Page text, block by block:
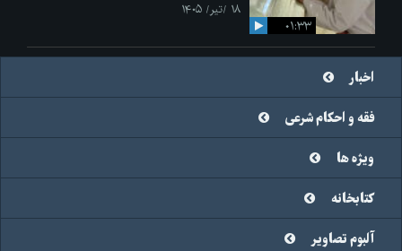
۰۱:۳۳
۱۸ /تیر/ ۱۴۰۵
اخبار
فقه و احکام شرعی
ویژه ها
کتابخانه
آلبوم تصاویر